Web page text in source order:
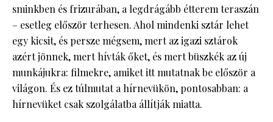
sminkben és frizurában, a legdrágább étterem teraszán
– esetleg először terhesen. Ahol mindenki sztár lehet
egy kicsit, és persze mégsem, mert az igazi sztárok
azért jönnek, mert hívták őket, és mert büszkék az új
munkájukra: filmekre, amiket itt mutatnak be először a
világon. És ez túlmutat a hírnevükön, pontosabban: a
hírnevüket csak szolgálatba állítják miatta.